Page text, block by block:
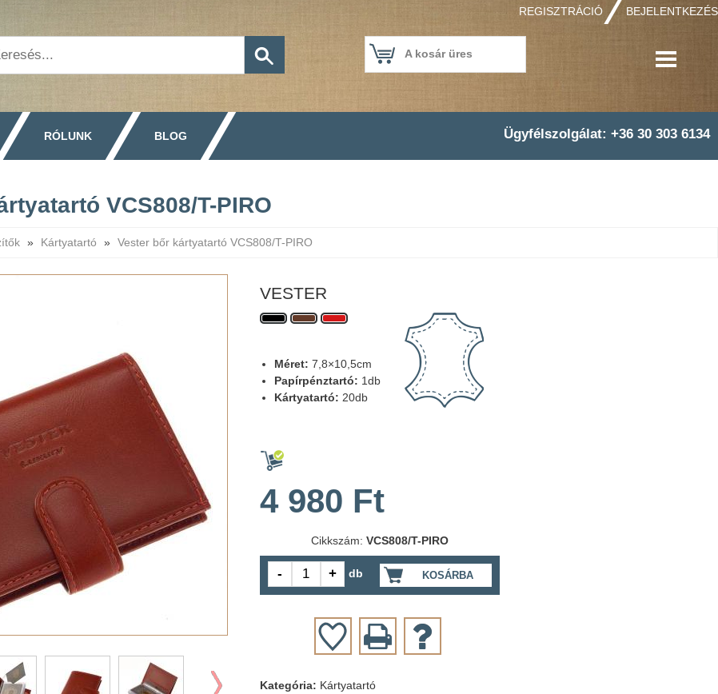
REGISZTRÁCIÓ BEJELENTKEZÉS
A kosár üres
RÓLUNK BLOG Ügyfélszolgálat: +36 30 303 6134
VCS808/T-PIRO
» Kártyatartó » Vester bőr kártyatartó VCS808/T-PIRO
VESTER
Méret: 7,8×10,5cm
Papírpénztartó: 1db
Kártyatartó: 20db
4 980 Ft
Cikkszám: VCS808/T-PIRO
KOSÁRBA
db
Kategória: Kártyatartó